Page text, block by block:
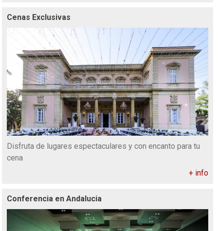
Cenas Exclusivas
Disfruta de lugares espectaculares y con encanto para tu
cena
+ info
Conferencia en Andalucia